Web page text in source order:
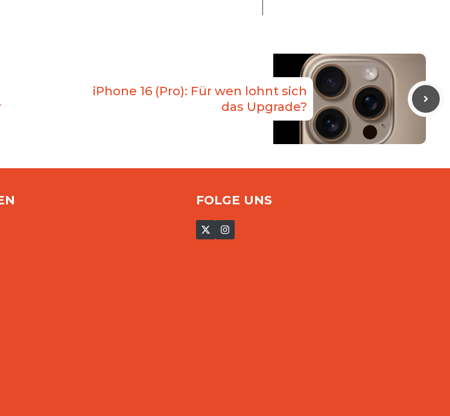
iPhone 16 (Pro): Für wen lohnt sich
das Upgrade?
FOLGE UNS